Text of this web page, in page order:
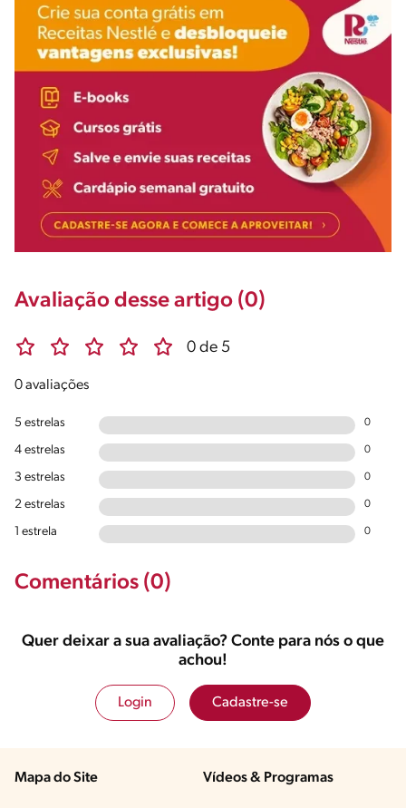
Avaliação desse artigo (0)
0 de 5
0 avaliações
5 estrelas 0
4 estrelas 0
3 estrelas 0
2 estrelas 0
1 estrela 0
Comentários (0)
Quer deixar a sua avaliação? Conte para nós o que
achou!
Login Cadastre-se
Mapa do Site Vídeos & Programas​